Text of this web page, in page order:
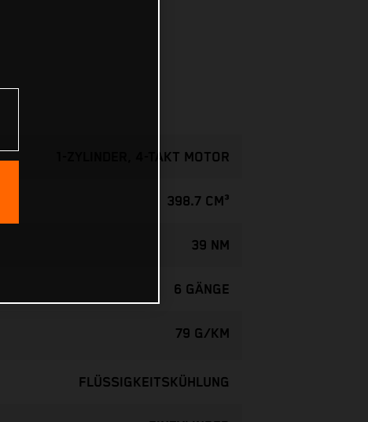
1-ZYLINDER, 4-TAKT MOTOR
398.7 CM³
39 NM
6 GÄNGE
79 G/KM
FLÜSSIGKEITSKÜHLUNG